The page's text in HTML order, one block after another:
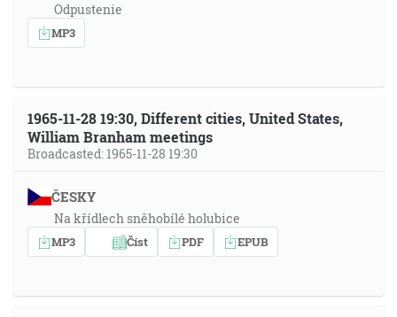
Odpustenie
MP3
1965-11-28 19:30, Different cities, United States,
William Branham meetings
Broadcasted: 1965-11-28 19:30
ČESKY
Na křídlech sněhobílé holubice
MP3 Číst PDF EPUB